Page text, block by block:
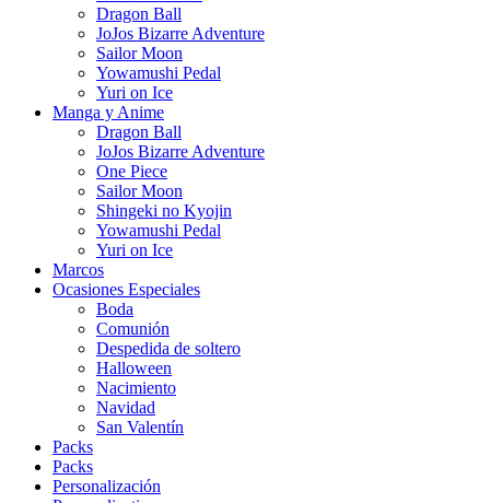
Dragon Ball
JoJos Bizarre Adventure
Sailor Moon
Yowamushi Pedal
Yuri on Ice
Manga y Anime
Dragon Ball
JoJos Bizarre Adventure
One Piece
Sailor Moon
Shingeki no Kyojin
Yowamushi Pedal
Yuri on Ice
Marcos
Ocasiones Especiales
Boda
Comunión
Despedida de soltero
Halloween
Nacimiento
Navidad
San Valentín
Packs
Packs
Personalización